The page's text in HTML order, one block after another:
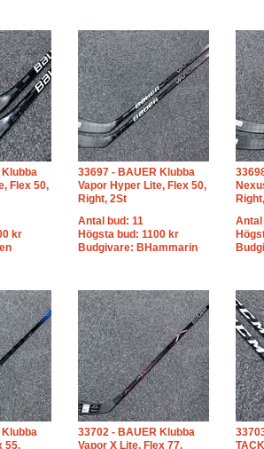
Klubba
Flex 50,
kr
33697 - BAUER Klubba
Vapor Hyper Lite, Flex 50,
Right, 2St
Antal bud: 11
Högsta bud: 1100 kr
Budgivare: BHammarin
Antal
Klubba
55,
33702 - BAUER Klubba
Vapor X Lite, Flex 77,